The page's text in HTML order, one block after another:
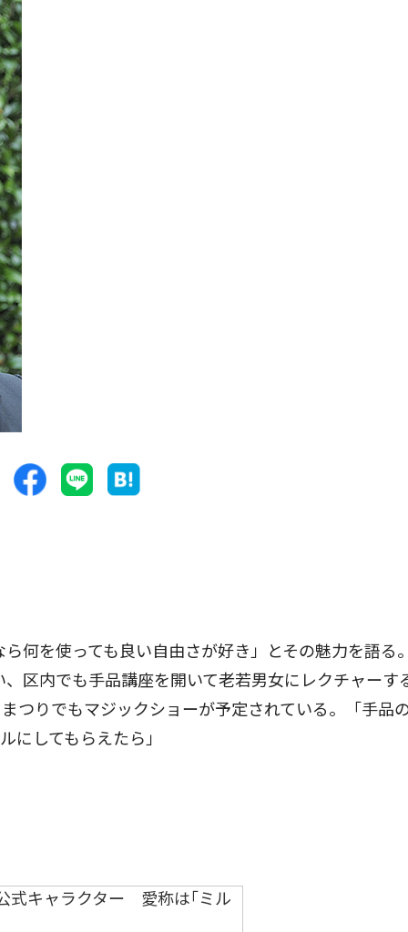
を使っても良い自由さが好き」とその魅力を語る
区内でも手品講座を開いて老若男女にレクチャーす
つりでもマジックショーが予定されている。「手品
にしてもらえたら」